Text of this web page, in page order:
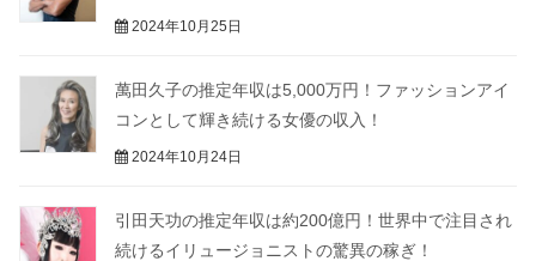
2024年10月25日
萬田久子の推定年収は5,000万円！ファッションアイ
コンとして輝き続ける女優の収入！
2024年10月24日
引田天功の推定年収は約200億円！世界中で注目され
続けるイリュージョニストの驚異の稼ぎ！